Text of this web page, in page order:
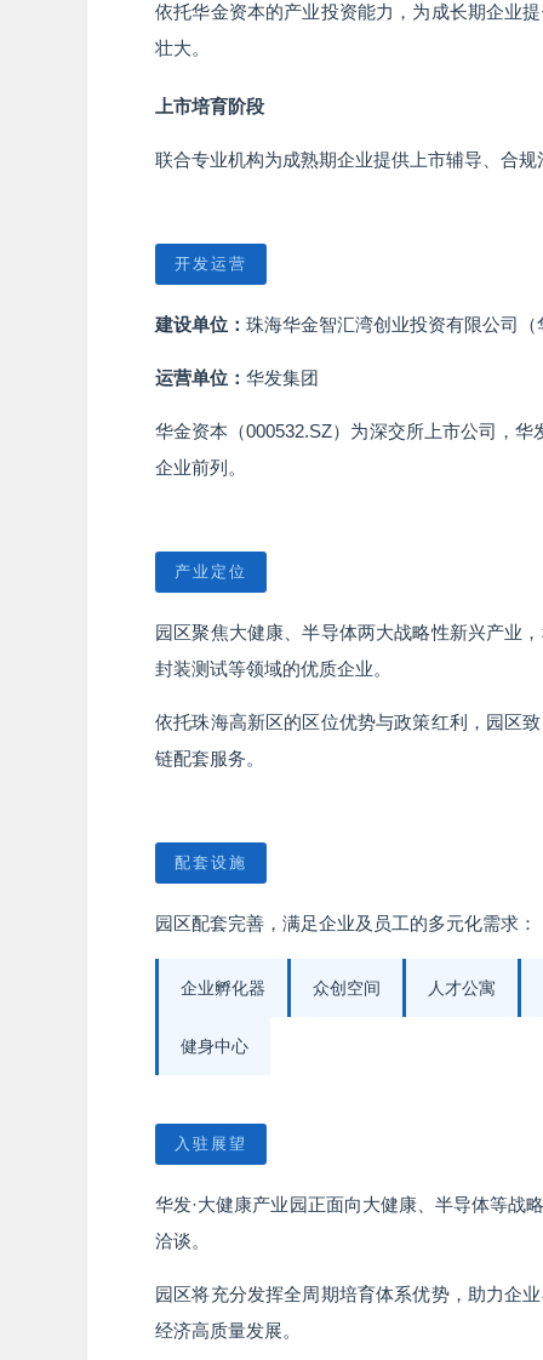
依托华金资本的产业投资能力，为成长期企业
壮大。
上市培育阶段
联合专业机构为成熟期企业提供上市辅导、合
开发运营
建设单位： 珠海华金智汇湾创业投资有限公司
运营单位： 华发集团
华金资本（000532.SZ）为深交所上市公司，
企业前列。
产业定位
园区聚焦大健康、半导体两大战略性新兴产业
封装测试等领域的优质企业。
依托珠海高新区的区位优势与政策红利，园区
链配套服务。
配套设施
园区配套完善，满足企业及员工的多元化需求：
企业孵化器 众创空间 人才公寓
健身中心
入驻展望
华发·大健康产业园正面向大健康、半导体等战
洽谈。
园区将充分发挥全周期培育体系优势，助力企
经济高质量发展。